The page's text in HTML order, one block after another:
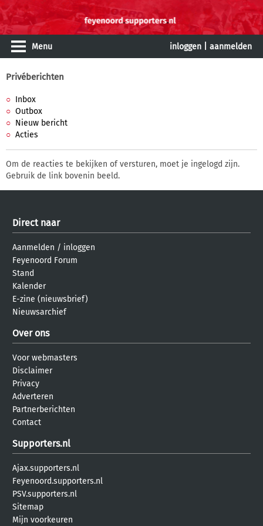
Menu inloggen aanmelden
Privéberichten
Inbox
Outbox
Nieuw bericht
Acties
Om de reacties te bekijken of versturen, moet je ingelogd zijn.
Gebruik de link bovenin beeld.
Direct naar
Aanmelden / inloggen
Feyenoord Forum
Stand
Kalender
E-zine (nieuwsbrief)
Nieuwsarchief
Over ons
Voor webmasters
Disclaimer
Privacy
Adverteren
Partnerberichten
Contact
Supporters.nl
Ajax.supporters.nl
Feyenoord.supporters.nl
PSV.supporters.nl
Sitemap
Mijn voorkeuren